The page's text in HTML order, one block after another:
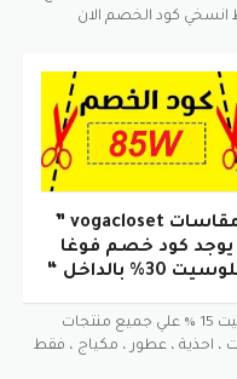
مقاسات vogacloset ”
يوجد كود خصم فوغا
30% بالداخل “
كوبون مودل روز فوغا كلوسيت 15 % علي جميع منتجات vogacloset من
احذية ، عطور ، مكياج ، فقط